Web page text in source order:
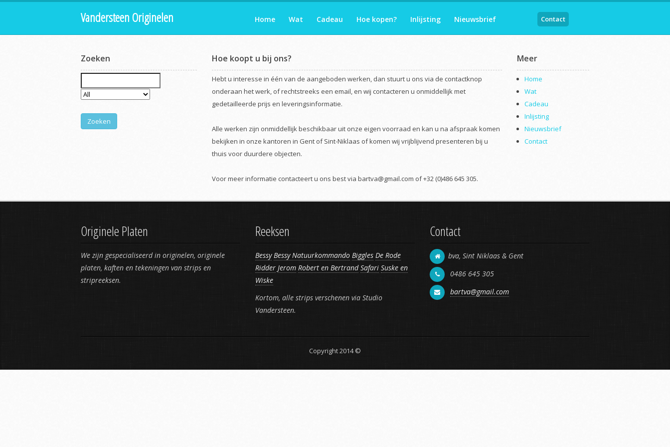
Vandersteen Originelen Home Wat Cadeau Hoe kopen? Inlijsting Nieuwsbrief Contact
Zoeken
Zoeken
Hoe koopt u bij ons?
Hebt u interesse in één van de aangeboden werken, dan stuurt u ons via de contactknop
onderaan het werk, of rechtstreeks een email, en wij contacteren u onmiddellijk met
gedetailleerde prijs en leveringsinformatie.
Alle werken zijn onmiddellijk beschikbaar uit onze eigen voorraad en kan u na afspraak komen
bekijken in onze kantoren in Gent of Sint-Niklaas of komen wij vrijblijvend presenteren bij u
thuis voor duurdere objecten.
Voor meer informatie contacteert u ons best via bartva@gmail.com of +32 (0)486 645 305.
Meer
Home
Wat
Cadeau
Inlijsting
Nieuwsbrief
Contact
Originele Platen
We zijn gespecialiseerd in originelen, originele
platen, kaften en tekeningen van strips en
stripreeksen.
Reeksen
Bessy Bessy Natuurkommando Biggles De Rode
Ridder Jerom Robert en Bertrand Safari Suske en
Wiske
Kortom, alle strips verschenen via Studio
Vandersteen.
Contact
bva, Sint Niklaas & Gent
0486 645 305
bartva@gmail.com
Copyright 2014 ©